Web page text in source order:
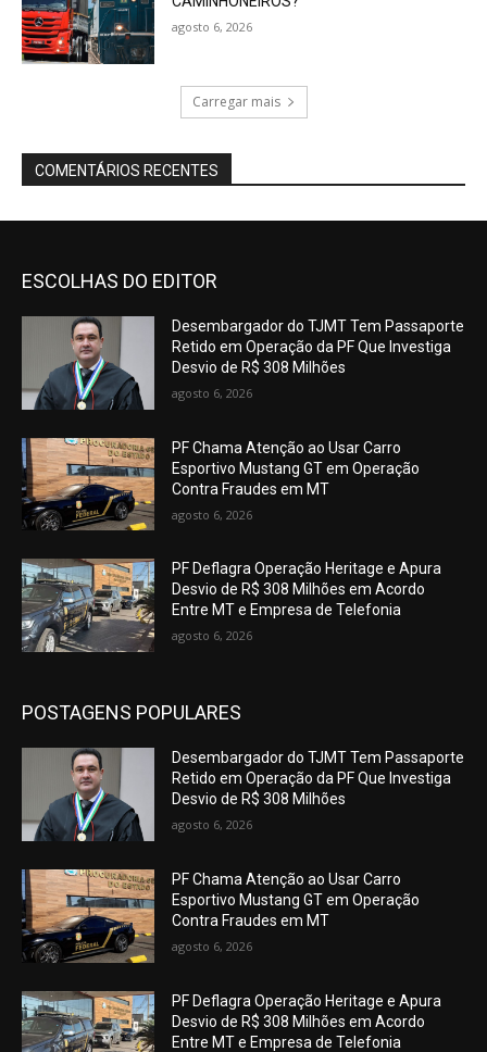
agosto 6, 2026
Carregar mais
COMENTÁRIOS RECENTES
ESCOLHAS DO EDITOR
Desembargador do TJMT Tem Passaporte
Retido em Operação da PF Que Investiga
Desvio de R$ 308 Milhões
agosto 6, 2026
PF Chama Atenção ao Usar Carro
Esportivo Mustang GT em Operação
Contra Fraudes em MT
agosto 6, 2026
PF Deflagra Operação Heritage e Apura
Desvio de R$ 308 Milhões em Acordo
Entre MT e Empresa de Telefonia
agosto 6, 2026
POSTAGENS POPULARES
Desembargador do TJMT Tem Passaporte
Retido em Operação da PF Que Investiga
Desvio de R$ 308 Milhões
agosto 6, 2026
PF Chama Atenção ao Usar Carro
Esportivo Mustang GT em Operação
Contra Fraudes em MT
agosto 6, 2026
PF Deflagra Operação Heritage e Apura
Desvio de R$ 308 Milhões em Acordo
Entre MT e Empresa de Telefonia